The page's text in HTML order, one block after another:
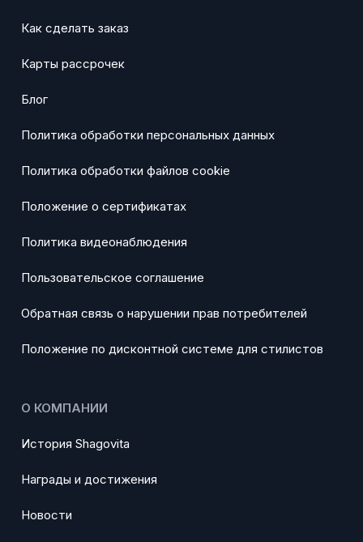
Как сделать заказ
Карты рассрочек
Блог
Политика обработки персональных данных
Политика обработки файлов cookie
Положение о сертификатах
Политика видеонаблюдения
Пользовательское соглашение
Обратная связь о нарушении прав потребителей
Положение по дисконтной системе для стилистов
О КОМПАНИИ
История Shagovita
Награды и достижения
Новости